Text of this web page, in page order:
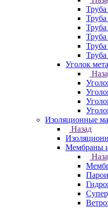
Труба
Труба
Труба
Уголок
Изоляционные
Назад
Мембраны